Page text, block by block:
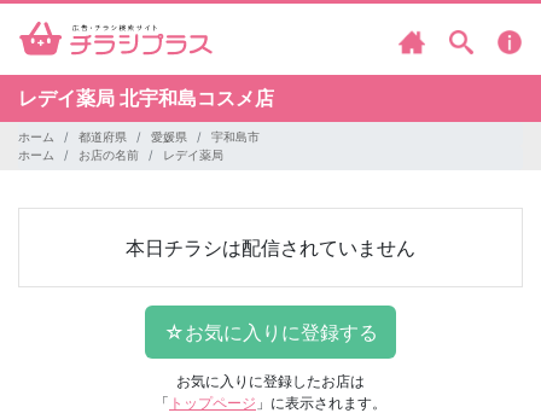
レデイ薬局 北宇和島コスメ店
ホーム 都道府県 愛媛県
宇和島市
ホーム
お店の名前 レデイ薬局
本日チラシは配信されていません
お気に入りに登録したお店は
「 トップページ 」に表示されます。